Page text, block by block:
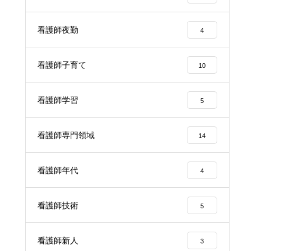
看護師夜勤 4
看護師子育て 10
看護師学習 5
看護師専門領域 14
看護師年代 4
看護師技術 5
看護師新人 3